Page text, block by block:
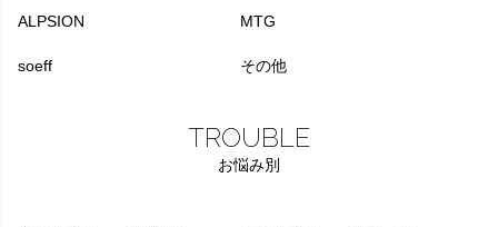
ALPSION MTG
soeff その他
TROUBLE
お悩み別